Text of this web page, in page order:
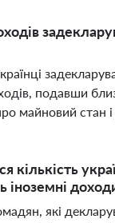
подавши
майновий стан
кількість
іноземні
які